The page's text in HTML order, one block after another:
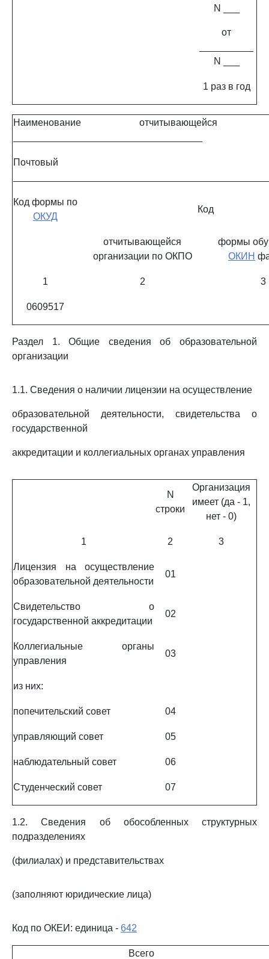
N ___
от
N ___
1 раз в год
Наименование отчитывающейся
Почтовый
Код формы по
ОКУД
Код
отчитывающейся
организации по ОКПО
формы
ОКИН
1 2 3
0609517
Раздел 1. Общие сведения об образовательной
организации
1.1. Сведения о наличии лицензии на осуществление
образовательной деятельности, свидетельства о
государственной
аккредитации и коллегиальных органах управления
N
строки
Организация
имеет (да - 1,
нет - 0)
1 2 3
Лицензия на осуществление
образовательной деятельности
01
Свидетельство о
государственной аккредитации
02
Коллегиальные органы
управления
03
из них:
попечительский совет 04
управляющий совет 05
наблюдательный совет 06
Студенческий совет 07
1.2. Сведения об обособленных структурных
подразделениях
(филиалах) и представительствах
(заполняют юридические лица)
Код по ОКЕИ: единица - 642
Всего